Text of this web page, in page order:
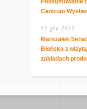
Podsumowanie
Centrum
12 gru 2025
Marszałek
Błońska z
zakładach